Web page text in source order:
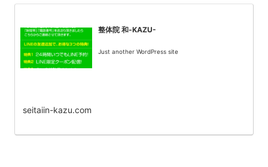
整体院 和-KAZU-
Just another WordPress site
seitaiin-kazu.com